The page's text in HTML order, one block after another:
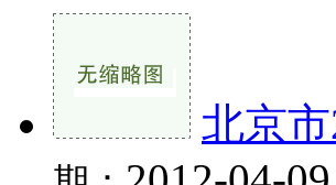
北京